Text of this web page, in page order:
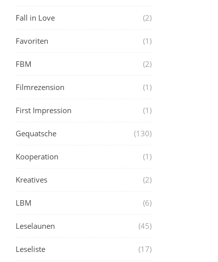
Fall in Love (2)
Favoriten (1)
FBM (2)
Filmrezension (1)
First Impression (1)
Gequatsche (130)
Kooperation (1)
Kreatives (2)
LBM (6)
Leselaunen (45)
Leseliste (17)